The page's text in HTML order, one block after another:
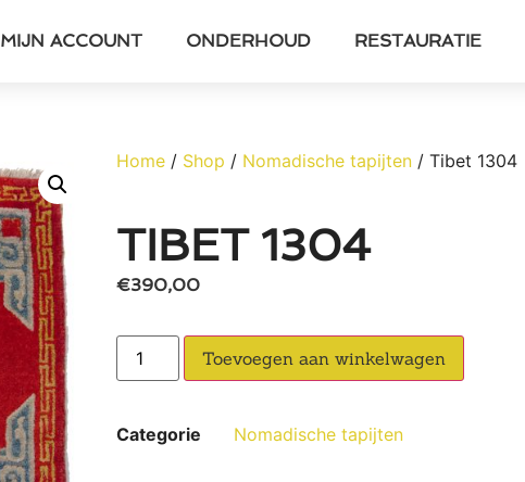
MIJN ACCOUNT ONDERHOUD RESTAURATIE
Home / Shop / Nomadische tapijten / Tibet 1304
TIBET 1304
€390,00
Toevoegen aan winkelwagen
Categorie Nomadische tapijten